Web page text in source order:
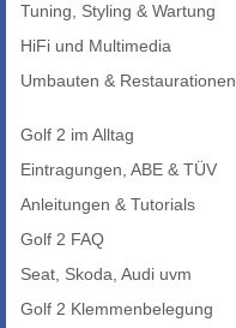
Tuning, Styling & Wartung
HiFi und Multimedia
Umbauten & Restaurationen
Golf 2 im Alltag
Eintragungen, ABE & TÜV
Anleitungen & Tutorials
Golf 2 FAQ
Seat, Skoda, Audi uvm
Golf 2 Klemmenbelegung